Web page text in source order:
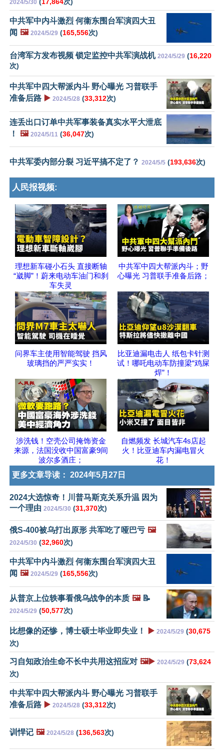
2024/5/30
中共军中内斗激烈 何衞东围台军演四大丑
闻 🖼️ 2024/5/29 (165,556次)
台湾军方发布视频 锁定监控中共军演战机 2024/5/29 (16,220
次)
中共军中四大帮派内斗 野心曝光 习普联手
准备后路 ▶️ 2024/5/28 (33,312次)
连丢出口订单中共军事装备真实水平大泄底
！
🖼️ 2024/5/11 (36,047次)
中共军委内部分裂 习近平搞不定了？ 2024/5/5 (193,636次)
人民报视频:
理想新车碰小石头 直接断轴
“崴脚”！蔚来电动车油门和刹
车失灵
中共军中四大帮派内斗；野
心曝光 习普联手准备后路；
问界车主使用智能驾驶 挡风
玻璃挡的严严实实！
比亚迪漏电击人 纸包卡针测
试！哪吒电动车防撞梁“鸡屎
焊”！
涉洗钱！空壳公司掩饰资金
来源，法国没收中国富豪9间
波尔多酒庄；
自燃频发 长城汽车4s店起
火！比亚迪车内漏电冒火
花！
更多文章导读： 2024年5月27日
2024大选惊奇！川普马斯克关系升温 因为
一个理由 2024/5/30 (31,370次)
俄S-400被乌打出原形 共军吃了哑巴亏 🖼️
2024/5/30 (32,960次)
中共军中内斗激烈 何衞东围台军演四大丑
闻 🖼️ 2024/5/29 (165,556次)
从普京上位轶事看俄乌战争的本质 🖼️📝
2024/5/29 (50,577次)
比想像的还惨，博士硕士毕业即失业！ ▶️ 2024/5/29 (30,675
次)
习自知政治生命不长中共用这招应对 🖼️▶️ 2024/5/29 (73,624
次)
中共军中四大帮派内斗 野心曝光 习普联手
准备后路 ▶️ 2024/5/28 (33,312次)
训悍记 🖼️ 2024/5/28 (136,563次)